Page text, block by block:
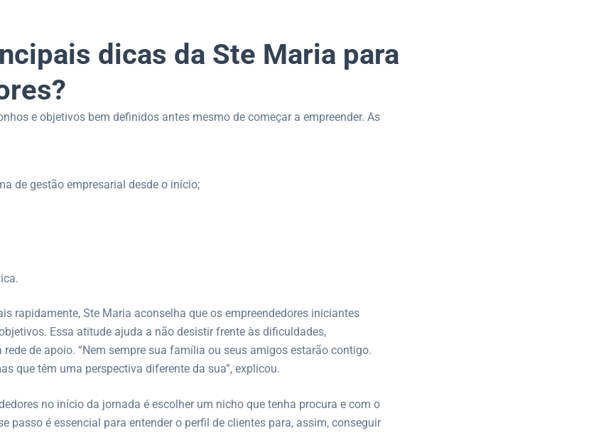
dicas da Ste Maria para
e objetivos bem definidos antes mesmo de começar a empreender. As
de gestão empresarial desde o início;
rapidamente, Ste Maria aconselha que os empreendedores iniciantes
Essa atitude ajuda a não desistir frente às dificuldades,
de apoio. “Nem sempre sua família ou seus amigos estarão contigo.
que têm uma perspectiva diferente da sua”, explicou.
no início da jornada é escolher um nicho que tenha procura e com o
passo é essencial para entender o perfil de clientes para, assim, conseguir